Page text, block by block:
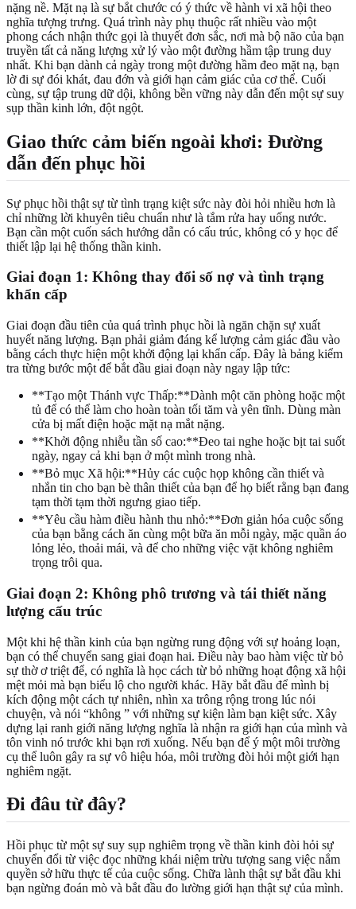
nặng nề. Mặt nạ là sự bắt chước có ý thức về hành vi xã hội theo
nghĩa tượng trưng. Quá trình này phụ thuộc rất nhiều vào một
phong cách nhận thức gọi là thuyết đơn sắc, nơi mà bộ não của bạn
truyền tất cả năng lượng xử lý vào một đường hầm tập trung duy
nhất. Khi bạn dành cả ngày trong một đường hầm đeo mặt nạ, bạn
lờ đi sự đói khát, đau đớn và giới hạn cảm giác của cơ thể. Cuối
cùng, sự tập trung dữ dội, không bền vững này dẫn đến một sự suy
sụp thần kinh lớn, đột ngột.
Giao thức cảm biến ngoài khơi: Đường
dẫn đến phục hồi
Sự phục hồi thật sự từ tình trạng kiệt sức này đòi hỏi nhiều hơn là
chỉ những lời khuyên tiêu chuẩn như là tắm rửa hay uống nước.
Bạn cần một cuốn sách hướng dẫn có cấu trúc, không có y học để
thiết lập lại hệ thống thần kinh.
Giai đoạn 1: Không thay đổi số nợ và tình trạng
khẩn cấp
Giai đoạn đầu tiên của quá trình phục hồi là ngăn chặn sự xuất
huyết năng lượng. Bạn phải giảm đáng kể lượng cảm giác đầu vào
bằng cách thực hiện một khởi động lại khẩn cấp. Đây là bảng kiểm
tra từng bước một để bắt đầu giai đoạn này ngay lập tức:
**Tạo một Thánh vực Thấp:**Dành một căn phòng hoặc một
tủ để có thể làm cho hoàn toàn tối tăm và yên tĩnh. Dùng màn
cửa bị mất điện hoặc mặt nạ mắt nặng.
**Khởi động nhiễu tần số cao:**Đeo tai nghe hoặc bịt tai suốt
ngày, ngay cả khi bạn ở một mình trong nhà.
**Bỏ mục Xã hội:**Hủy các cuộc họp không cần thiết và
nhắn tin cho bạn bè thân thiết của bạn để họ biết rằng bạn đang
tạm thời tạm thời ngưng giao tiếp.
**Yêu cầu hàm điều hành thu nhỏ:**Đơn giản hóa cuộc sống
của bạn bằng cách ăn cùng một bữa ăn mỗi ngày, mặc quần áo
lỏng lẻo, thoải mái, và để cho những việc vặt không nghiêm
trọng trôi qua.
Giai đoạn 2: Không phô trương và tái thiết năng
lượng cấu trúc
Một khi hệ thần kinh của bạn ngừng rung động với sự hoảng loạn,
bạn có thể chuyển sang giai đoạn hai. Điều này bao hàm việc từ bỏ
sự thờ ơ triệt để, có nghĩa là học cách từ bỏ những hoạt động xã hội
mệt mỏi mà bạn biểu lộ cho người khác. Hãy bắt đầu để mình bị
kích động một cách tự nhiên, nhìn xa trông rộng trong lúc nói
chuyện, và nói “không ” với những sự kiện làm bạn kiệt sức. Xây
dựng lại ranh giới năng lượng nghĩa là nhận ra giới hạn của mình và
tôn vinh nó trước khi bạn rơi xuống. Nếu bạn để ý một môi trường
cụ thể luôn gây ra sự vô hiệu hóa, môi trường đòi hỏi một giới hạn
nghiêm ngặt.
Đi đâu từ đây?
Hồi phục từ một sự suy sụp nghiêm trọng về thần kinh đòi hỏi sự
chuyển đổi từ việc đọc những khái niệm trừu tượng sang việc nắm
quyền sở hữu thực tế của cuộc sống. Chữa lành thật sự bắt đầu khi
bạn ngừng đoán mò và bắt đầu đo lường giới hạn thật sự của mình.